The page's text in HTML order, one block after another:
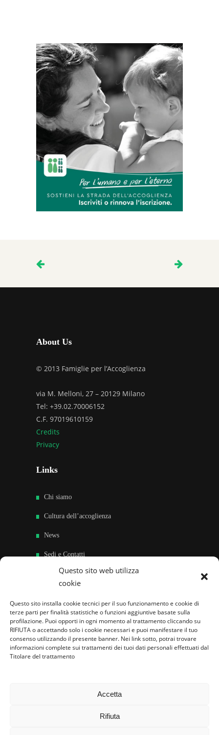
Questo sito web utilizza
cookie
Questo sito installa cookie tecnici per il suo funzionamento e cookie di
terze parti per finalità statistiche o funzioni aggiuntive basate sulla
profilazione. Puoi opporti in ogni momento al trattamento cliccando su
RIFIUTA o accettando solo i cookie necessari e puoi manifestare il tuo
consenso utilizzando il presente banner. Nei link sotto, potrai trovare
informazioni complete sui trattamenti dei tuoi dati personali effettuati dal
Titolare del trattamento
Accetta
Rifiuta
About Us
© 2013 Famiglie per l’Accoglienza
via M. Melloni, 27 – 20129 Milano
Tel: +39.02.70006152
C.F. 97019610159
Credits
Privacy
Links
Chi siamo
Cultura dell’accoglienza
News
Sedi e Contatti
Sostieni
Famiglie per l’accoglienza nel mondo